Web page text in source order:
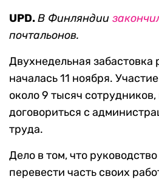
UPD.В Финляндии
почтальонов.
Двухнедельная забастовка
началась 11 ноября.
около 9 тысяч
договориться с
труда.
Дело в том, что
перевести часть своих